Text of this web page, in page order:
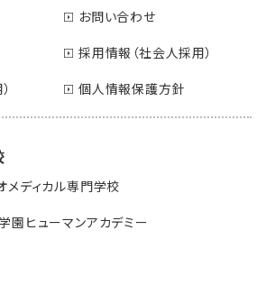
お問い合わせ
採用情報（社会人採用）
個人情報保護方針
メディカル専門学校
園ヒューマンアカデミー